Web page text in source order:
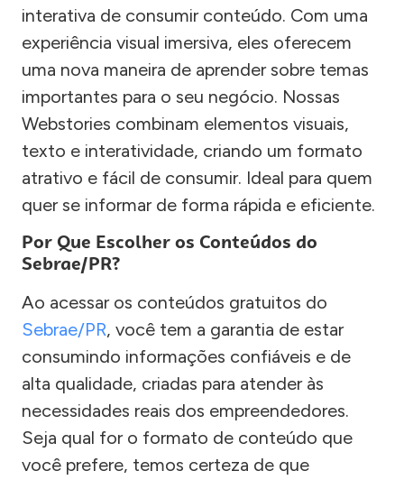
interativa de consumir conteúdo. Com uma
experiência visual imersiva, eles oferecem
uma nova maneira de aprender sobre temas
importantes para o seu negócio. Nossas
Webstories combinam elementos visuais,
texto e interatividade, criando um formato
atrativo e fácil de consumir. Ideal para quem
quer se informar de forma rápida e eficiente.
Por Que Escolher os Conteúdos do
Sebrae/PR?
Ao acessar os conteúdos gratuitos do
Sebrae/PR, você tem a garantia de estar
consumindo informações confiáveis e de
alta qualidade, criadas para atender às
necessidades reais dos empreendedores.
Seja qual for o formato de conteúdo que
você prefere, temos certeza de que